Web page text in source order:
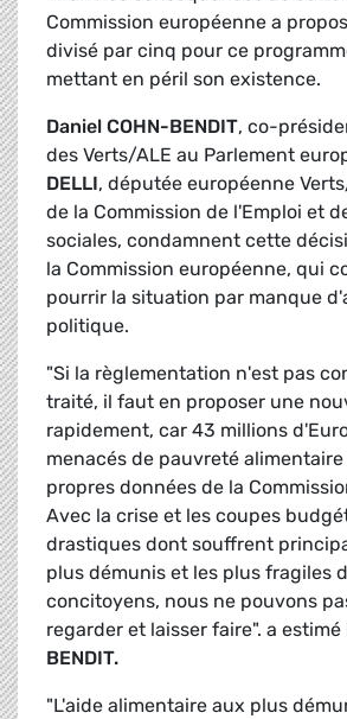
Commission européenne a
divisé par cinq pour ce
mettant en péril son existence.
Daniel COHN-BENDIT, co-
des Verts/ALE au Parlement
DELLI, députée européenne
de la Commission de l'Emploi et
sociales, condamnent cette
la Commission européenne, qui
pourrir la situation par manque
politique.
"Si la règlementation n'est pas
traité, il faut en proposer une
rapidement, car 43 millions
menacés de pauvreté alimentaire
propres données de la
Avec la crise et les coupes
drastiques dont souffrent
plus démunis et les plus fragiles
concitoyens, nous ne pouvons
regarder et laisser faire". a estimé
BENDIT.
"L'aide alimentaire aux plus